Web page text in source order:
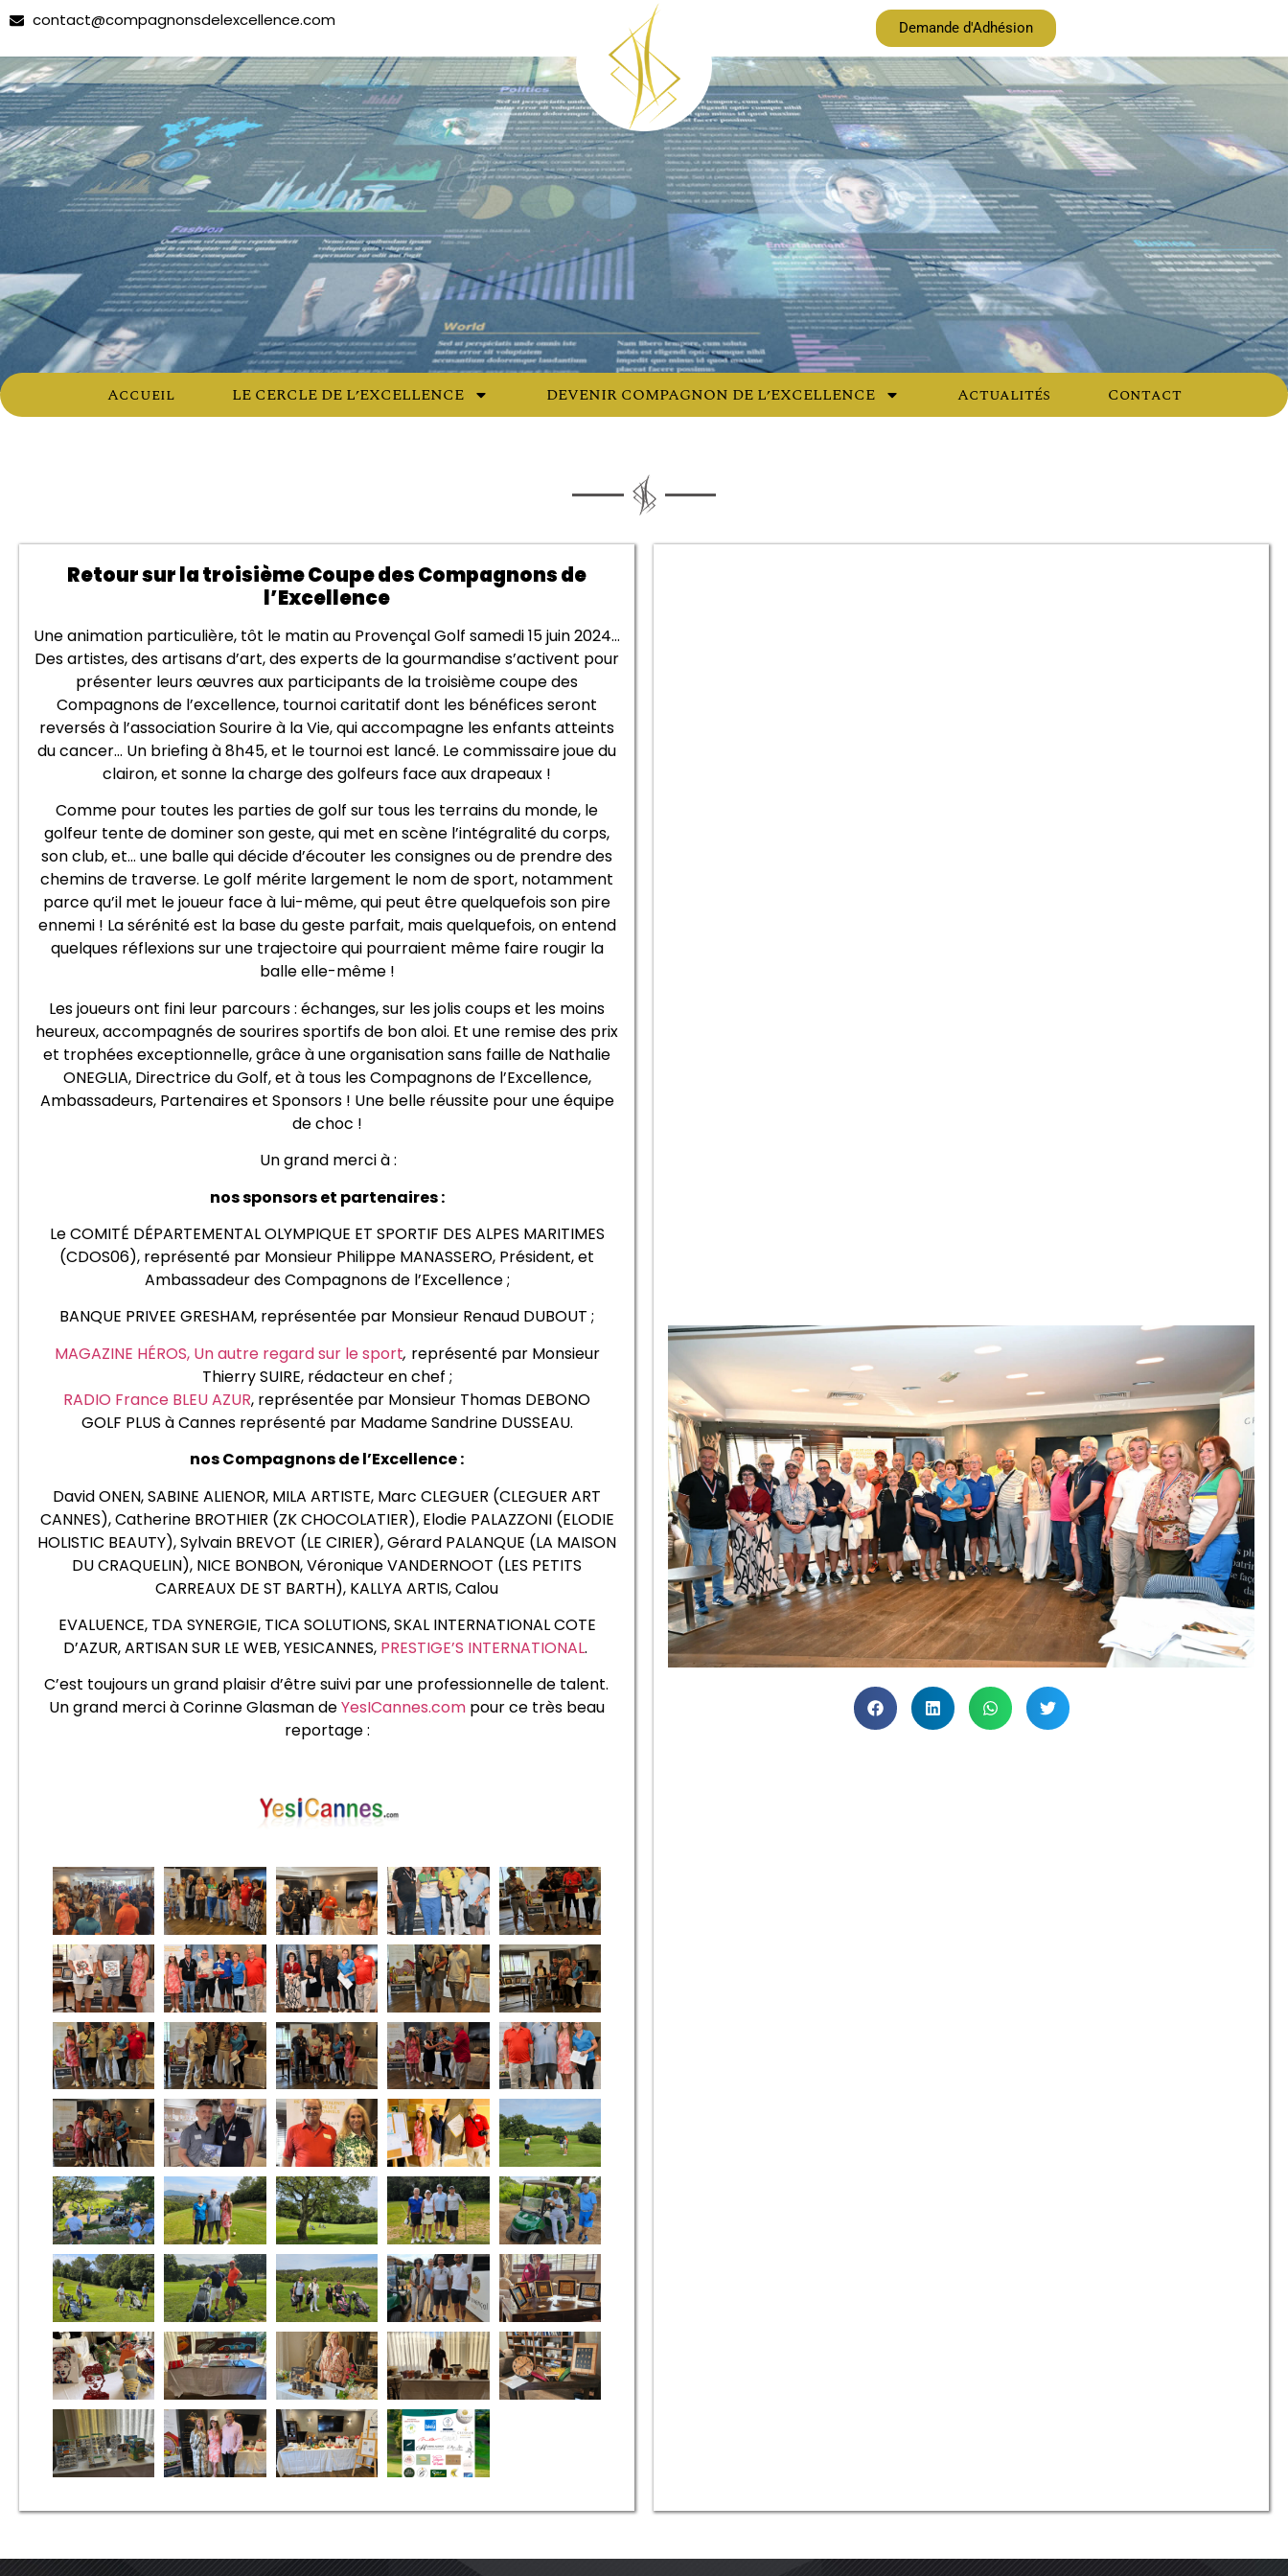
contact@compagnonsdelexcellence.com Demande d'Adhésion
Accueil LE CERCLE DE L’EXCELLENCE DEVENIR COMPAGNON DE L’EXCELLENCE Actualités Contact
Retour sur la troisième Coupe des Compagnons de
l’Excellence
Une animation particulière, tôt le matin au Provençal Golf samedi 15 juin 2024…
Des artistes, des artisans d’art, des experts de la gourmandise s’activent pour
présenter leurs œuvres aux participants de la troisième coupe des
Compagnons de l’excellence, tournoi caritatif dont les bénéfices seront
reversés à l’association Sourire à la Vie, qui accompagne les enfants atteints
du cancer… Un briefing à 8h45, et le tournoi est lancé. Le commissaire joue du
clairon, et sonne la charge des golfeurs face aux drapeaux !
Comme pour toutes les parties de golf sur tous les terrains du monde, le
golfeur tente de dominer son geste, qui met en scène l’intégralité du corps,
son club, et… une balle qui décide d’écouter les consignes ou de prendre des
chemins de traverse. Le golf mérite largement le nom de sport, notamment
parce qu’il met le joueur face à lui-même, qui peut être quelquefois son pire
ennemi ! La sérénité est la base du geste parfait, mais quelquefois, on entend
quelques réflexions sur une trajectoire qui pourraient même faire rougir la
balle elle-même !
Les joueurs ont fini leur parcours : échanges, sur les jolis coups et les moins
heureux, accompagnés de sourires sportifs de bon aloi. Et une remise des prix
et trophées exceptionnelle, grâce à une organisation sans faille de Nathalie
ONEGLIA, Directrice du Golf, et à tous les Compagnons de l’Excellence,
Ambassadeurs, Partenaires et Sponsors ! Une belle réussite pour une équipe
de choc !
Un grand merci à :
nos sponsors et partenaires :
Le COMITÉ DÉPARTEMENTAL OLYMPIQUE ET SPORTIF DES ALPES MARITIMES
(CDOS06), représenté par Monsieur Philippe MANASSERO, Président, et
Ambassadeur des Compagnons de l’Excellence ;
BANQUE PRIVEE GRESHAM, représentée par Monsieur Renaud DUBOUT ;
MAGAZINE HÉROS, Un autre regard sur le sport, représenté par Monsieur
Thierry SUIRE, rédacteur en chef ;
RADIO France BLEU AZUR, représentée par Monsieur Thomas DEBONO
GOLF PLUS à Cannes représenté par Madame Sandrine DUSSEAU.
nos Compagnons de l’Excellence :
David ONEN, SABINE ALIENOR, MILA ARTISTE, Marc CLEGUER (CLEGUER ART
CANNES), Catherine BROTHIER (ZK CHOCOLATIER), Elodie PALAZZONI (ELODIE
HOLISTIC BEAUTY), Sylvain BREVOT (LE CIRIER), Gérard PALANQUE (LA MAISON
DU CRAQUELIN), NICE BONBON, Véronique VANDERNOOT (LES PETITS
CARREAUX DE ST BARTH), KALLYA ARTIS, Calou
EVALUENCE, TDA SYNERGIE, TICA SOLUTIONS, SKAL INTERNATIONAL COTE
D’AZUR, ARTISAN SUR LE WEB, YESICANNES, PRESTIGE’S INTERNATIONAL.
C’est toujours un grand plaisir d’être suivi par une professionnelle de talent.
Un grand merci à Corinne Glasman deYesICannes.com pour ce très beau
reportage :